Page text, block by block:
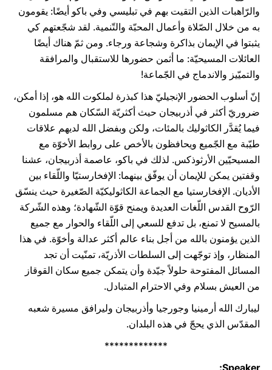
والرّاهبات الذين التقيت بهم في تبليسي وفي باكو أيضًا: يقومون
به من خلال الصّلاة وأعمال المحبّة والتّنمية. لقد شجّعتهم كي
يثبتوا في الإيمان بذاكرة وشجاعة ورجاء. ومن ثمّ هناك أيضًا
العائلات المسيحيّة: ما أثمن حضورها للاستقبال والمرافقة
والتميّيز والاندماج في الجّماعة!
إنّ أسلوب الحضور الإنجيليّ هذا كبذرة لملكوت الله هو، إذا أمكن،
ضروريّ أكثر في أذربيجان حيث أكثريّة السّكان هم مسلمون
فيما يُقدَّر الكاثوليك بالمئات، ولكن وبفضل الله لديهم علاقات
طيّبة مع الجّميع ويحافظون بالأخص على روابط الأخوّة مع
المسيحيّين الأرثوذكس. لذلك في باكو، عاصمة أذربيجان، عشنا
وقفتين يمكن للإيمان أن يوفّق بينهما: الإفخارستيّا واللّقاء بين
الأديان. الإفخارستيا مع الجماعة الكاثوليكيّة الصّغيرة حيث ينسّق
الرّوح القدس اللّغات العديدة ويمنح قوّة الشّهادة؛ وهذه الشّركة
بالمسيح لا تمنع، بل تدفع للسعي إلى اللّقاء والحوار مع جميع
الذين يؤمنون بالله من أجل بناء عالم أكثر عدالة وأخوّة. في هذا
المنظار، وإذ توجّهت إلى السلطات الأذريّة، تمنّيت أن تجد
المسائل المفتوحة حلولاً جيّدة وأن يتمكن جميع سكان القوقاز
من العيش بسلام وفي الاحترام المتبادل.
ليبارك الله أرمينيا وجورجيا وأذربيجان وليرافق مسيرة شعبه
المقدّس الذي يحجّ في هذه البلدان.
*************
Speaker: